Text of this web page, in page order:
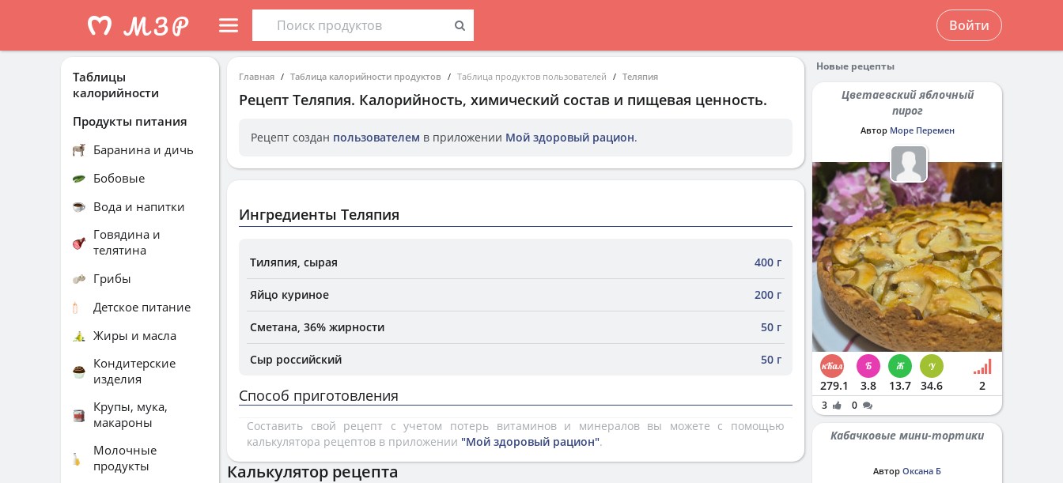
Войти
Главная Таблица калорийности продуктов Таблица продуктов пользователей Теляпия
Рецепт Теляпия. Калорийность, химический состав и пищевая ценность.
Рецепт создан пользователем в приложении Мой здоровый рацион.
Ингредиенты Теляпия
Тиляпия, сырая 400 г
Яйцо куриное 200 г
Сметана, 36% жирности 50 г
Сыр российский 50 г
Способ приготовления
Составить свой рецепт с учетом потерь витаминов и минералов вы можете с помощью
калькулятора рецептов в приложении "Мой здоровый рацион".
Калькулятор рецепта
Таблицы
калорийности
Продукты питания
Баранина и дичь
Бобовые
Вода и напитки
Говядина и
телятина
Грибы
Детское питание
Жиры и масла
Кондитерские
изделия
Крупы, мука,
макароны
Молочные
продукты
Новые рецепты
Цветаевский яблочный
пирог
Автор Море Перемен
279.1 3.8 13.7 34.6 2
3 0
Кабачковые мини-тортики
Автор Оксана Б